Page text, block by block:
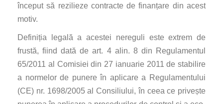
început să rezilieze contracte de finanțare din acest
motiv.
Definiția legală a acestei nereguli este extrem de
frustă, fiind dată de art. 4 alin. 8 din Regulamentul
65/2011 al Comisiei din 27 ianuarie 2011 de stabilire
a normelor de punere în aplicare a Regulamentului
(CE) nr. 1698/2005 al Consiliului, în ceea ce privește